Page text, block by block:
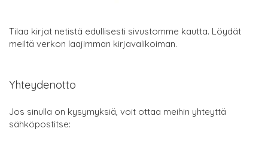
Tilaa kirjat netistä edullisesti sivustomme kautta. Löydät
meiltä verkon laajimman kirjavalikoiman.
Yhteydenotto
Jos sinulla on kysymyksiä, voit ottaa meihin yhteyttä
sähköpostitse: